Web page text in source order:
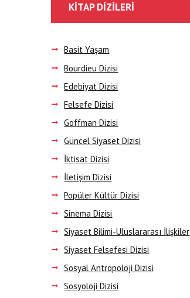
KITAP DIZILERI
Basit Yaşam
Bourdieu Dizisi
Edebiyat Dizisi
Felsefe Dizisi
Goffman Dizisi
Güncel Siyaset Dizisi
İktisat Dizisi
İletişim Dizisi
Popüler Kültür Dizisi
Sinema Dizisi
Siyaset Bilimi-Uluslararası İlişkiler
Siyaset Felsefesi Dizisi
Sosyal Antropoloji Dizisi
Sosyoloji Dizisi